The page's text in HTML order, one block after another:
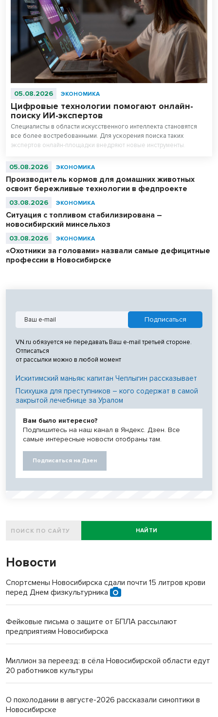
05.08.2026 ЭКОНОМИКА
Цифровые технологии помогают онлайн-
поиску ИИ-экспертов
Специалисты в области искусственного интеллекта становятся
все более востребованными. Для ускорения поиска таких
экспертов онлайн-площадки внедряют новые инструменты.
05.08.2026 ЭКОНОМИКА
Производитель кормов для домашних животных
освоит бережливые технологии в федпроекте
03.08.2026 ЭКОНОМИКА
Ситуация с топливом стабилизирована –
новосибирский минсельхоз
03.08.2026 ЭКОНОМИКА
«Охотники за головами» назвали самые дефицитные
профессии в Новосибирске
VN.ru обязуется не передавать Ваш e-mail третьей стороне.
Отписаться
от рассылки можно в любой момент
Искитимский маньяк: капитан Чеплыгин рассказывает
Психушка для преступников – кого содержат в самой
закрытой лечебнице за Уралом
Вам было интересно?
Подпишитесь на наш канал в Яндекс. Дзен. Все
самые интересные новости отобраны там.
Подписаться на Дзен
НАЙТИ
Новости
Спортсмены Новосибирска сдали почти 15 литров крови
перед Днем физкультурника
Фейковые письма о защите от БПЛА рассылают
предприятиям Новосибирска
Миллион за переезд: в сёла Новосибирской области едут
20 работников культуры
О похолодании в августе-2026 рассказали синоптики в
Новосибирске